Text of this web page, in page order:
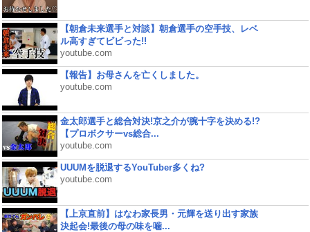
【朝倉未来選手と対談】朝倉選手の空手技、レベ
ル高すぎてビビった!!
youtube.com
【報告】お母さんを亡くしました。
youtube.com
金太郎選手と総合対決!京之介が腕十字を決める!?
【プロボクサーvs総合...
youtube.com
UUUMを脱退するYouTuber多くね?
youtube.com
【上京直前】はなわ家長男・元輝を送り出す家族
決起会!最後の母の味を噛...